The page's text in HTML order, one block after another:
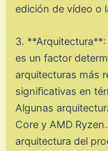
edición de vídeo o
3.
es un factor
arquitecturas más
significativas en
Algunas
Core y AMD
arquitectura del